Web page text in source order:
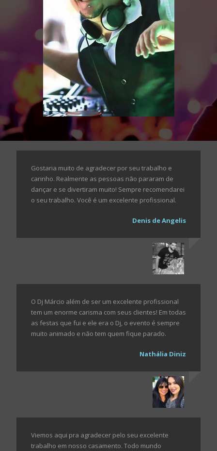
Gostaria muito de agradecer por seu trabalho e
carinho. Realmente as pessoas não pararam de
dançar e se divertiram muito! Sempre recomendarei
o seu trabalho. Você é um excelente profissional.
Denis de Angelis
O Dj Márcio além de ser um excelente profissional
tem um enorme carisma com seus clientes! Em todas
as festas que fui e ele era o Dj, o evento é sempre
muito animado e não tem quem fique parado.
Nathália Diniz
Viemos aqui pra agradecer pelo seu excelente
trabalho em nosso casamento. Todo mundo